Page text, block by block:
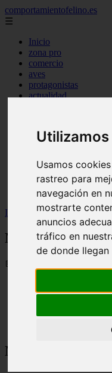
Usamos
rastreo para
navegación en
mostrarte
anuncios
tráfico en
de donde
comportamientofelino.es
☰
Inicio
zona pro
comercio
aves
protagonistas
actualidad
canal tv
novedades
tablon de anuncios
uncategorized
zona pro
Inicio
gatos2 >Nombres
Nombres
📅 12/06/2025
Nombres para Perros
Nombres
Nombres